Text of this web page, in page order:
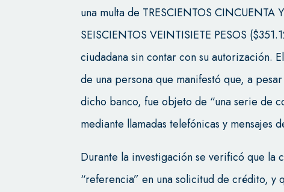
una multa de TRESCIENTOS
SEISCIENTOS VEINTISIETE PESOS
ciudadana sin contar con su autorización.
de una persona que manifestó que, a
dicho banco, fue objeto de “una serie de
mediante llamadas telefónicas y
Durante la investigación se verificó que la
“referencia” en una solicitud de crédito, y